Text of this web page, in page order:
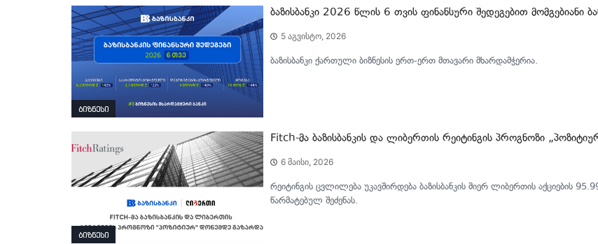
ბიზნესი
ბაზისბანკი 2026 წლის 6 თვის ფინანსური შედეგებით მომგებიანი
5 აგვისტო, 2026
ბაზისბანკი ქართული ბიზნესის ერთ-ერთ მთავარი მხარდამჭერია.
ბიზნესი
Fitch-მა ბაზისბანკის და ლიბერთის რეიტინგის პროგნოზი
6 მაისი, 2026
რეიტინგის ცვლილება უკავშირდება ბაზისბანკის მიერ ლიბერთის აქციების
წარმატებულ შეძენას.